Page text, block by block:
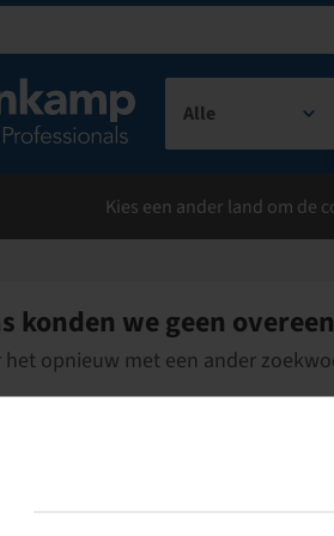
Alle
Kies een ander land om de
konden we geen
het opnieuw met een ander
uw zoekopdracht
de zoekterm op typefouten
onze artikelnummers
algemene zoektermen in en